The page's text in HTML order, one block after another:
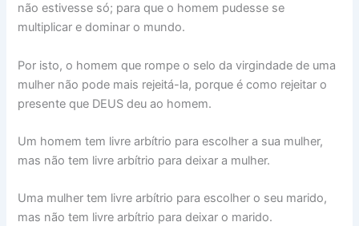
não estivesse só; para que o homem pudesse se
multiplicar e dominar o mundo.
Por isto, o homem que rompe o selo da virgindade de uma
mulher não pode mais rejeitá-la, porque é como rejeitar o
presente que DEUS deu ao homem.
Um homem tem livre arbítrio para escolher a sua mulher,
mas não tem livre arbítrio para deixar a mulher.
Uma mulher tem livre arbítrio para escolher o seu marido,
mas não tem livre arbítrio para deixar o marido.